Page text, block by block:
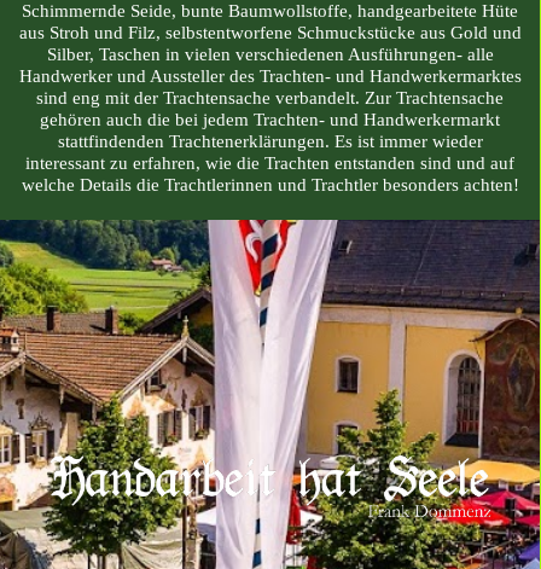
Schimmernde Seide, bunte Baumwollstoffe, handgearbeitete Hüte
aus Stroh und Filz, selbstentworfene Schmuckstücke aus Gold und
Silber, Taschen in vielen verschiedenen Ausführungen- alle
Handwerker und Aussteller des Trachten- und Handwerkermarktes
sind eng mit der Trachtensache verbandelt. Zur Trachtensache
gehören auch die bei jedem Trachten- und Handwerkermarkt
stattfindenden Trachtenerklärungen. Es ist immer wieder
interessant zu erfahren, wie die Trachten entstanden sind und auf
welche Details die Trachtlerinnen und Trachtler besonders achten!